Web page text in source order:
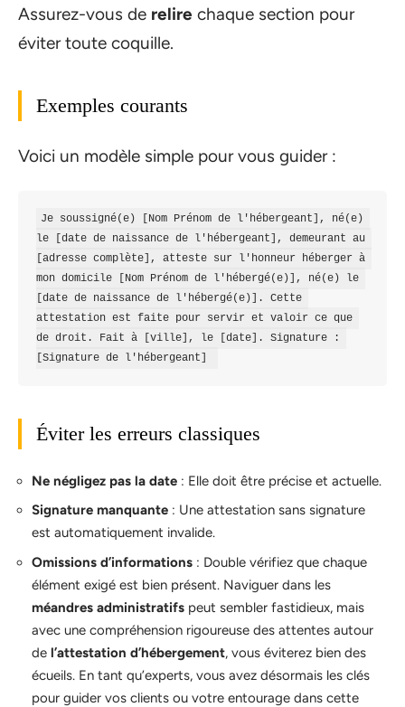
Assurez-vous de relire chaque section pour
éviter toute coquille.
Exemples courants
Voici un modèle simple pour vous guider :
Je soussigné(e) [Nom Prénom de l'hébergeant], né(e)
le [date de naissance de l'hébergeant], demeurant au
[adresse complète], atteste sur l'honneur héberger à
mon domicile [Nom Prénom de l'hébergé(e)], né(e) le
[date de naissance de l'hébergé(e)]. Cette
attestation est faite pour servir et valoir ce que
de droit. Fait à [ville], le [date]. Signature :
[Signature de l'hébergeant]
Éviter les erreurs classiques
Ne négligez pas la date : Elle doit être précise et actuelle.
Signature manquante : Une attestation sans signature
est automatiquement invalide.
Omissions d’informations : Double vérifiez que chaque
élément exigé est bien présent. Naviguer dans les
méandres administratifs peut sembler fastidieux, mais
avec une compréhension rigoureuse des attentes autour
de l’attestation d’hébergement, vous éviterez bien des
écueils. En tant qu’experts, vous avez désormais les clés
pour guider vos clients ou votre entourage dans cette